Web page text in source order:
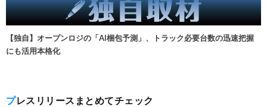
【独自】オープンロジの「AI梱包予測」、トラック必要台数の迅速把握
にも活用本格化
プレスリリースまとめてチェック